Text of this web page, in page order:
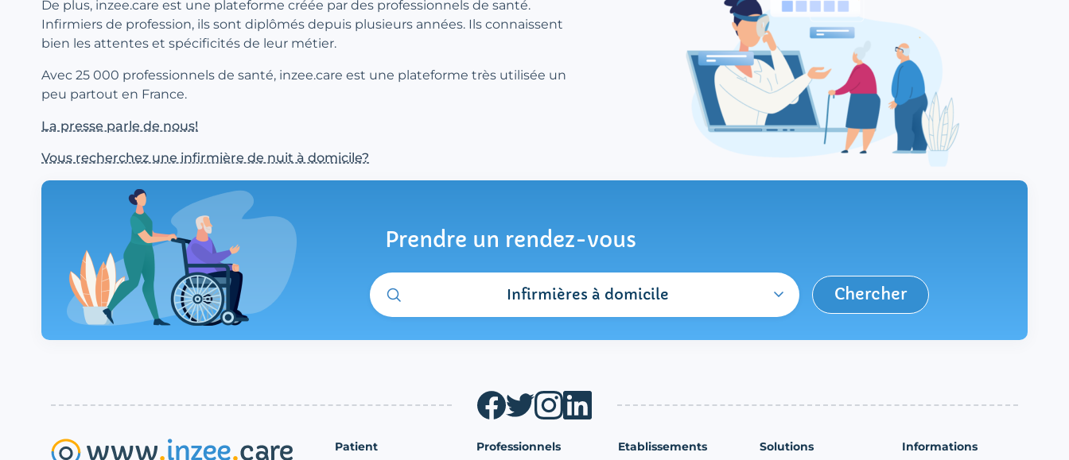
De plus, inzee.care est une plateforme créée par des professionnels de santé.
Infirmiers de profession, ils sont diplômés depuis plusieurs années. Ils connaissent
bien les attentes et spécificités de leur métier.
Avec 25 000 professionnels de santé, inzee.care est une plateforme très utilisée un
peu partout en France.
La presse parle de nous!
Vous recherchez une infirmière de nuit à domicile?
Prendre un rendez-vous
Infirmières à domicile Chercher
Patient Professionnels Etablissements Solutions Informations